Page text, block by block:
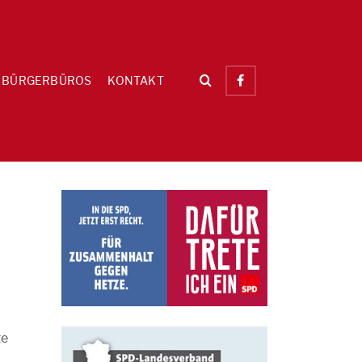
BÜRGERBÜROS KONTAKT